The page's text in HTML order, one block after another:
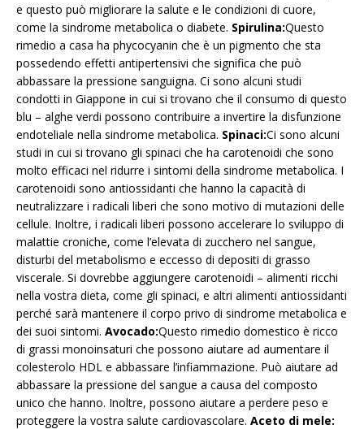
e questo può migliorare la salute e le condizioni di cuore,
come la sindrome metabolica o diabete. Spirulina:Questo
rimedio a casa ha phycocyanin che è un pigmento che sta
possedendo effetti antipertensivi che significa che può
abbassare la pressione sanguigna. Ci sono alcuni studi
condotti in Giappone in cui si trovano che il consumo di questo
blu – alghe verdi possono contribuire a invertire la disfunzione
endoteliale nella sindrome metabolica. Spinaci:Ci sono alcuni
studi in cui si trovano gli spinaci che ha carotenoidi che sono
molto efficaci nel ridurre i sintomi della sindrome metabolica. I
carotenoidi sono antiossidanti che hanno la capacità di
neutralizzare i radicali liberi che sono motivo di mutazioni delle
cellule. Inoltre, i radicali liberi possono accelerare lo sviluppo di
malattie croniche, come l’elevata di zucchero nel sangue,
disturbi del metabolismo e eccesso di depositi di grasso
viscerale. Si dovrebbe aggiungere carotenoidi – alimenti ricchi
nella vostra dieta, come gli spinaci, e altri alimenti antiossidanti
perché sarà mantenere il corpo privo di sindrome metabolica e
dei suoi sintomi. Avocado:Questo rimedio domestico è ricco
di grassi monoinsaturi che possono aiutare ad aumentare il
colesterolo HDL e abbassare l’infiammazione. Può aiutare ad
abbassare la pressione del sangue a causa del composto
unico che hanno. Inoltre, possono aiutare a perdere peso e
proteggere la vostra salute cardiovascolare. Aceto di mele: